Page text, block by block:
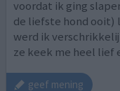
voordat ik ging
de liefste hond ooit)
werd ik
ze keek me heel lief
geef mening